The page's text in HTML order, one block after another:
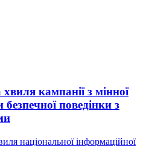
кампанії з мінної
поведінки з
національної інформаційної